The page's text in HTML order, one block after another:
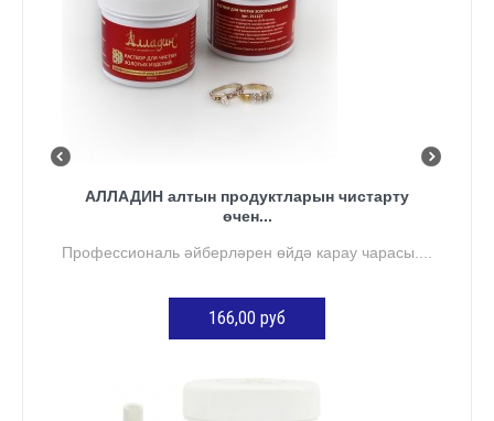
АЛЛАДИН алтын продуктларын чистарту
өчен...
Профессиональ әйберләрен өйдә карау чарасы....
166,00 руб